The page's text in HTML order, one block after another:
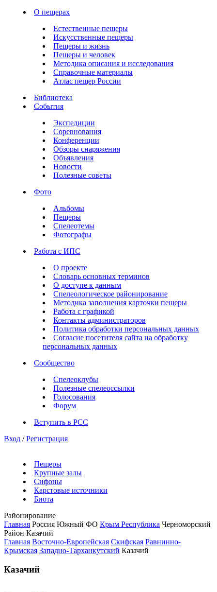
О пещерах
Естественные пещеры
Искусственные пещеры
Пещеры и жизнь
Пещеры и человек
Методика описания и исследования
Справочные материалы
Атлас пещер России
Библиотека
События
Экспедиции
Соревнования
Конференции
Обзоры снаряжения
Объявления
Новости
Полезные советы
Фото
Альбомы
Пещеры
Спелеотемы
Фотографы
Работа с ИПС
О проекте
Словарь основных терминов
О доступе к данным
Спелеологическое районирование
Методика заполнения карточки пещеры
Работа с графикой
Контакты администраторов
Политика обработки персональных данных
Согласие посетителя сайта на обработку
персональных данных
Сообщество
Спелеоклубы
Полезные спелеоссылки
Голосования
Форум
Вступить в РСС
Вход / Регистрация
Пещеры
Крупные залы
Сифоны
Карстовые источники
Биота
Районирование
Главная Россия Южный ФО Крым Республика Черноморский
Район Казачий
Главная Восточно-Европейская Скифская Равнинно-
Крымская Западно-Тарханкутский Казачий
Казачий